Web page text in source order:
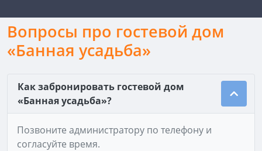
Вопросы про гостевой дом
«Банная усадьба»
Как забронировать гостевой дом
«Банная усадьба»?
Позвоните администратору по телефону и
согласуйте время.